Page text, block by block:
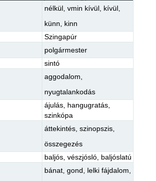
nélkül, vmin kívül, kívül,
künn
kinn
Szingapúr
polgármester
sintó
aggodalom
nyugtalankodás
ájulás, hangugratás,
szinkópa
áttekintés, szinopszis,
összegezés
baljós, vészjósló, baljóslatú
bánat, gond lelki fájdalom